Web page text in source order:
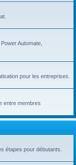
Automate,
pour les entreprises.
entre membres
étapes pour débutants.